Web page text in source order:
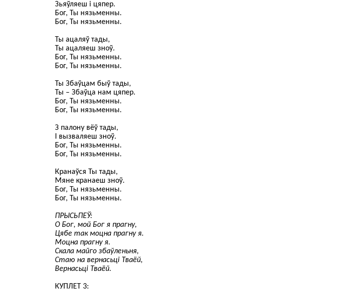
Зьяўляеш і цяпер.
Бог, Ты нязьменны.
Бог, Ты нязьменны.
Ты ацаляў тады,
Ты ацаляеш зноў.
Бог, Ты нязьменны.
Бог, Ты нязьменны.
Ты Збаўцам быў тады,
Ты – Збаўца нам цяпер.
Бог, Ты нязьменны.
Бог, Ты нязьменны.
З палону вёў тады,
І вызваляеш зноў.
Бог, Ты нязьменны.
Бог, Ты нязьменны.
Кранаўся Ты тады,
Мяне кранаеш зноў.
Бог, Ты нязьменны.
Бог, Ты нязьменны.
ПРЫСЬПЕЎ:
О Бог, мой Бог я прагну,
Цябе так моцна прагну я.
Моцна прагну я.
Скала майго збаўленьня,
Стаю на вернасьці Тваёй,
Вернасьці Тваёй.
КУПЛЕТ 3: